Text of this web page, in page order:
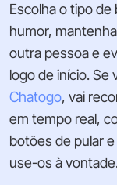
Escolha o tipo
humor,
outra pessoa e
logo de início. Se
Chatogo, vai
em tempo real,
botões de pular
use-os à